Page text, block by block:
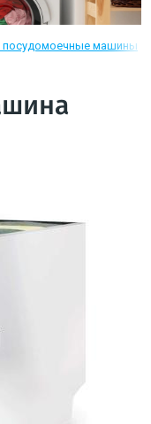
посудомоечные машины